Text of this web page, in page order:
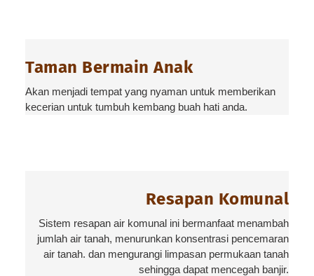
Taman Bermain Anak
Akan menjadi tempat yang nyaman untuk memberikan
kecerian untuk tumbuh kembang buah hati anda.
Resapan Komunal
Sistem resapan air komunal ini bermanfaat menambah
jumlah air tanah, menurunkan konsentrasi pencemaran
air tanah. dan mengurangi limpasan permukaan tanah
sehingga dapat mencegah banjir.